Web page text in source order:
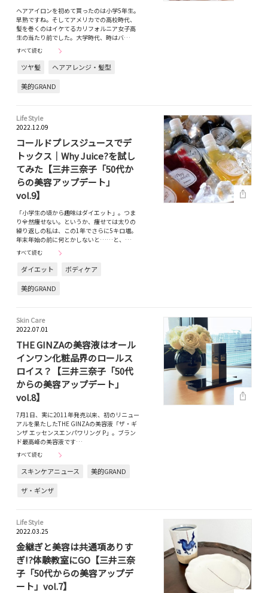
ヘアアイロンを初めて買ったのは小学5年生。
早熟ですね。そしてアメリカでの高校時代、
髪を巻くのはイケてるカリフォルニア女子高
生の当たり前でした。大学時代、時はバ…
すべて読む
ツヤ髪
ヘアアレンジ・髪型
美的GRAND
Life Style
2022.12.09
コールドプレスジュースでデ
トックス｜Why Juice?を試し
てみた【三井三奈子「50代か
らの美容アップデート」
vol.9】
「小学生の頃から趣味はダイエット」。つま
り全然痩せない。というか、痩せては太りの
繰り返しの私は、この1年でさらに5キロ増。
年末年始の前に何とかしないと……と、…
すべて読む
ダイエット
ボディケア
美的GRAND
Skin Care
2022.07.01
THE GINZAの美容液はオール
インワン化粧品界のロールス
ロイス？【三井三奈子「50代
からの美容アップデート」
vol.8】
7月1日、実に2011年発売以来、初のリニュー
アルを果たしたTHE GINZAの美容液「ザ・ギ
ンザ エッセンスエンパワリング P」。ブラン
ド最高峰の美容液です…
すべて読む
スキンケアニュース
美的GRAND
ザ・ギンザ
Life Style
2022.03.25
金継ぎと美容は共通項ありす
ぎ!?体験教室にGO【三井三奈
子「50代からの美容アップデ
ート」vol.7】